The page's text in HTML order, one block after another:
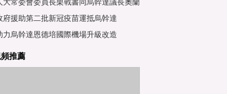
會
府援助第二批新冠疫苗運抵烏幹達
力烏幹達恩德培國際機場升級改造
推薦